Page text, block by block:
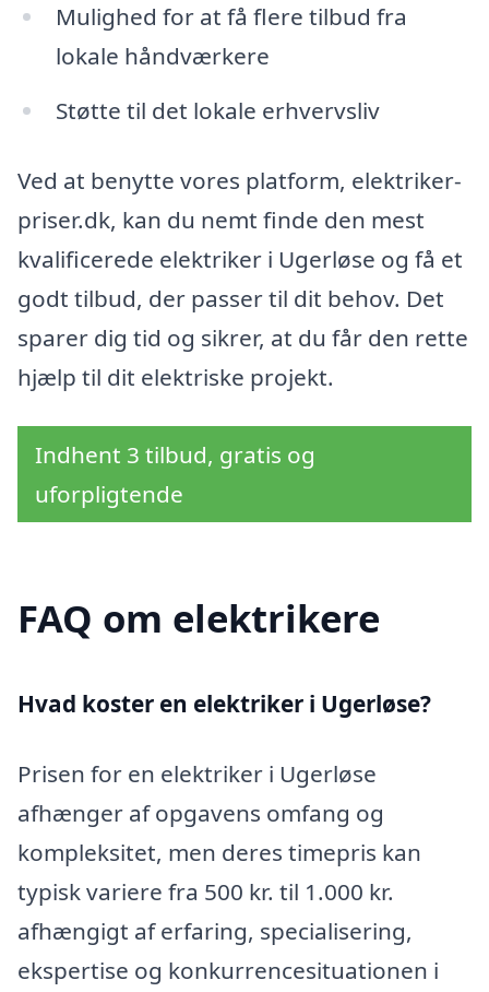
Mulighed for at få flere tilbud fra
lokale håndværkere
Støtte til det lokale erhvervsliv
Ved at benytte vores platform, elektriker-
priser.dk, kan du nemt finde den mest
kvalificerede elektriker i Ugerløse og få et
godt tilbud, der passer til dit behov. Det
sparer dig tid og sikrer, at du får den rette
hjælp til dit elektriske projekt.
Indhent 3 tilbud, gratis og
uforpligtende
FAQ om elektrikere
Hvad koster en elektriker i Ugerløse?
Prisen for en elektriker i Ugerløse
afhænger af opgavens omfang og
kompleksitet, men deres timepris kan
typisk variere fra 500 kr. til 1.000 kr.
afhængigt af erfaring, specialisering,
ekspertise og konkurrencesituationen i